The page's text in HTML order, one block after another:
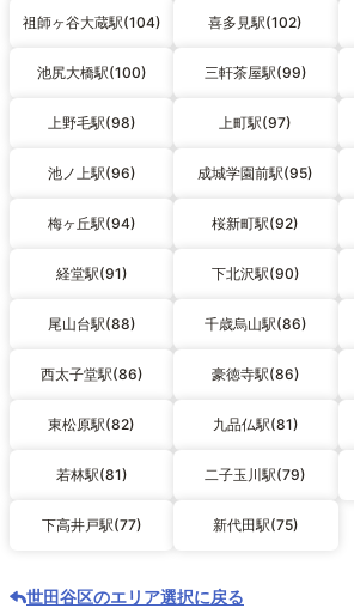
祖師ヶ谷大蔵駅(104) 喜多見駅(102)
池尻大橋駅(100) 三軒茶屋駅(99)
上野毛駅(98) 上町駅(97)
池ノ上駅(96) 成城学園前駅(95)
梅ヶ丘駅(94) 桜新町駅(92)
経堂駅(91) 下北沢駅(90)
尾山台駅(88) 千歳烏山駅(86)
西太子堂駅(86) 豪徳寺駅(86)
東松原駅(82) 九品仏駅(81)
若林駅(81) 二子玉川駅(79)
下高井戸駅(77) 新代田駅(75)
世田谷区のエリア選択に戻る